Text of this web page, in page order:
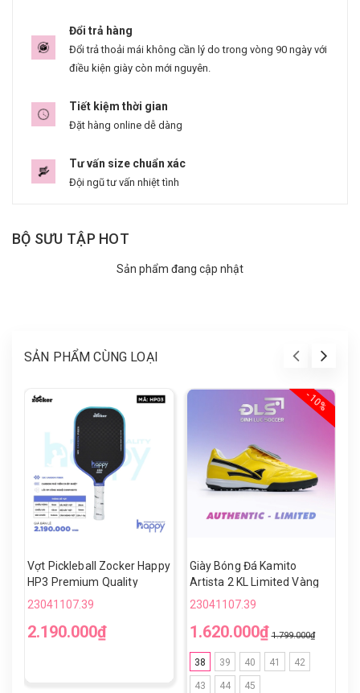
Đổi trả hàng
Đổi trả thoải mái không cần lý do trong vòng 90 ngày với
điều kiện giày còn mới nguyên.
Tiết kiệm thời gian
Đặt hàng online dễ dàng
Tư vấn size chuẩn xác
Đội ngũ tư vấn nhiệt tình
BỘ SƯU TẬP HOT
Sản phẩm đang cập nhật
SẢN PHẨM CÙNG LOẠI
Vợt Pickleball Zocker Happy
HP3 Premium Quality
23041107.39
2.190.000₫
- 10%
Giày Bóng Đá Kamito
Artista 2 KL Limited Vàng
Đen TF
23041107.39
1.620.000₫ 1.799.000₫
38 39 40 41 42
43 44 45